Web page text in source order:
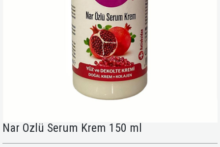
Nar Özlü Serum Krem 150 ml